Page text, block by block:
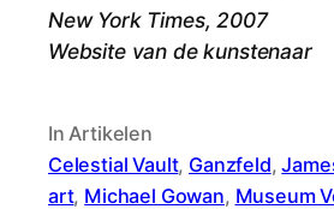
New York Times, 2007
Website van de kunstenaar
In Artikelen
Celestial Vault, Ganzfeld,
art, Michael Gowan, Museum